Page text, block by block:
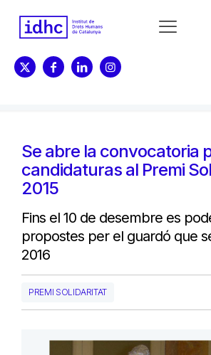
Se abre la convocatoria
candidaturas al Premi
2015
Fins el 10 de desembre es
propostes per el guardó que
2016
PREMI SOLIDARITAT